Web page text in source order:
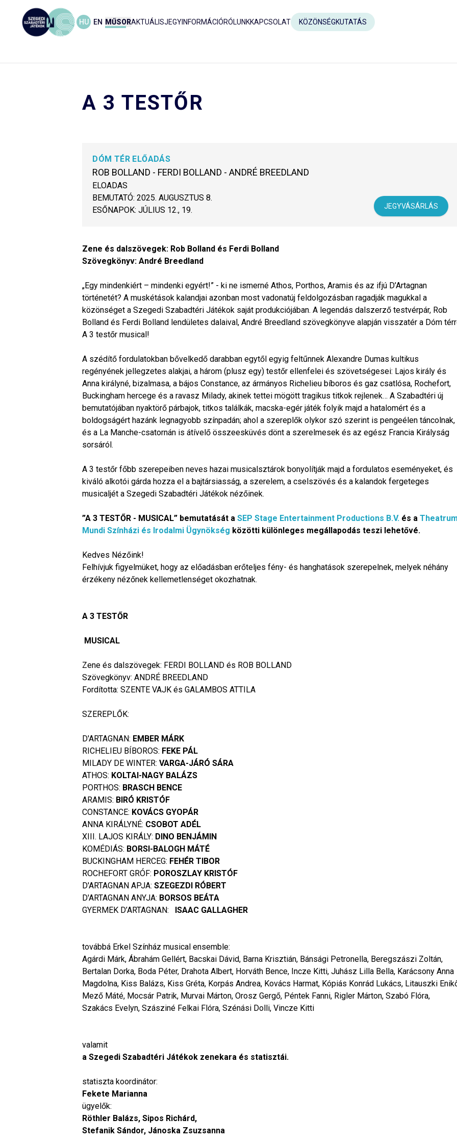
HU EN MŰSORAKTUÁLISJEGYINFORMÁCIÓRÓLUNKKAPCSOLAT KÖZÖNSÉGKUTATÁS
A 3 TESTŐR
DÓM TÉR ELŐADÁS
ROB BOLLAND - FERDI BOLLAND - ANDRÉ BREEDLAND
ELOADAS
BEMUTATÓ: 2025. AUGUSZTUS 8.
ESŐNAPOK: JÚLIUS 12., 19. JEGYVÁSÁRLÁS
Zene és dalszövegek: Rob Bolland és Ferdi Bolland
Szövegkönyv: André Breedland
„Egy mindenkiért – mindenki egyért!” - ki ne ismerné Athos, Porthos, Aramis és az ifjú D’Artagnan
történetét? A muskétások kalandjai azonban most vadonatúj feldolgozásban ragadják magukkal a
közönséget a Szegedi Szabadtéri Játékok saját produkciójában. A legendás dalszerző testvérpár, Rob
Bolland és Ferdi Bolland lendületes dalaival, André Breedland szövegkönyve alapján visszatér a Dóm
A 3 testőr musical!
A szédítő fordulatokban bővelkedő darabban egytől egyig feltűnnek Alexandre Dumas kultikus
regényének jellegzetes alakjai, a három (plusz egy) testőr ellenfelei és szövetségesei: Lajos király és
Anna királyné, bizalmasa, a bájos Constance, az ármányos Richelieu bíboros és gaz csatlósa, Rochefort,
Buckingham hercege és a ravasz Milady, akinek tettei mögött tragikus titkok rejlenek… A Szabadtéri új
bemutatójában nyaktörő párbajok, titkos találkák, macska-egér játék folyik majd a hatalomért és a
boldogságért hazánk legnagyobb színpadán; ahol a szereplők olykor szó szerint is pengeélen táncolnak,
és a La Manche-csatornán is átívelő összeesküvés dönt a szerelmesek és az egész Francia Királyság
sorsáról.
A 3 testőr főbb szerepeiben neves hazai musicalsztárok bonyolítják majd a fordulatos eseményeket, és
kiváló alkotói gárda hozza el a bajtársiasság, a szerelem, a cselszövés és a kalandok fergeteges
musicaljét a Szegedi Szabadtéri Játékok nézőinek.
”A 3 TESTŐR - MUSICAL” bemutatását aSEP Stage Entertainment Productions B.V. és a
Mundi Színházi és Irodalmi Ügynökség közötti különleges megállapodás teszi lehetővé.
Kedves Nézőink!
Felhívjuk figyelmüket, hogy az előadásban erőteljes fény- és hanghatások szerepelnek, melyek néhány
érzékeny nézőnek kellemetlenséget okozhatnak.
A 3 TESTŐR
MUSICAL
Zene és dalszövegek: FERDI BOLLAND és ROB BOLLAND
Szövegkönyv: ANDRÉ BREEDLAND
Fordította: SZENTE VAJK és GALAMBOS ATTILA
SZEREPLŐK:
D'ARTAGNAN: EMBER MÁRK
RICHELIEU BÍBOROS: FEKE PÁL
MILADY DE WINTER:VARGA-JÁRÓ SÁRA
ATHOS: KOLTAI-NAGY BALÁZS
PORTHOS: BRASCH BENCE
ARAMIS: BIRÓ KRISTÓF
CONSTANCE: KOVÁCS GYOPÁR
ANNA KIRÁLYNÉ: CSOBOT ADÉL
XIII. LAJOS KIRÁLY: DINO BENJÁMIN
KOMÉDIÁS: BORSI-BALOGH MÁTÉ
BUCKINGHAM HERCEG: FEHÉR TIBOR
ROCHEFORT GRÓF: POROSZLAY KRISTÓF
D'ARTAGNAN APJA:SZEGEZDI RÓBERT
D'ARTAGNAN ANYJA: BORSOS BEÁTA
GYERMEK D’ARTAGNAN: ISAAC GALLAGHER
továbbá Erkel Színház musical ensemble:
Agárdi Márk, Ábrahám Gellért, Bacskai Dávid, Barna Krisztián, Bánsági Petronella, Beregszászi Zoltán,
Bertalan Dorka, Boda Péter, Drahota Albert, Horváth Bence, Incze Kitti, Juhász Lilla Bella, Karácsony Anna
Magdolna, Kiss Balázs, Kiss Gréta, Korpás Andrea, Kovács Harmat, Kópiás Konrád Lukács, Litauszki
Mező Máté, Mocsár Patrik, Murvai Márton, Orosz Gergő, Péntek Fanni, Rigler Márton, Szabó Flóra,
Szakács Evelyn, Szásziné Felkai Flóra, Szénási Dolli, Vincze Kitti
valamit
a Szegedi Szabadtéri Játékok zenekara és statisztái.
statiszta koordinátor:
Fekete Marianna
ügyelők:
Röthler Balázs, Sipos Richárd,
Stefanik Sándor, Jánoska Zsuzsanna